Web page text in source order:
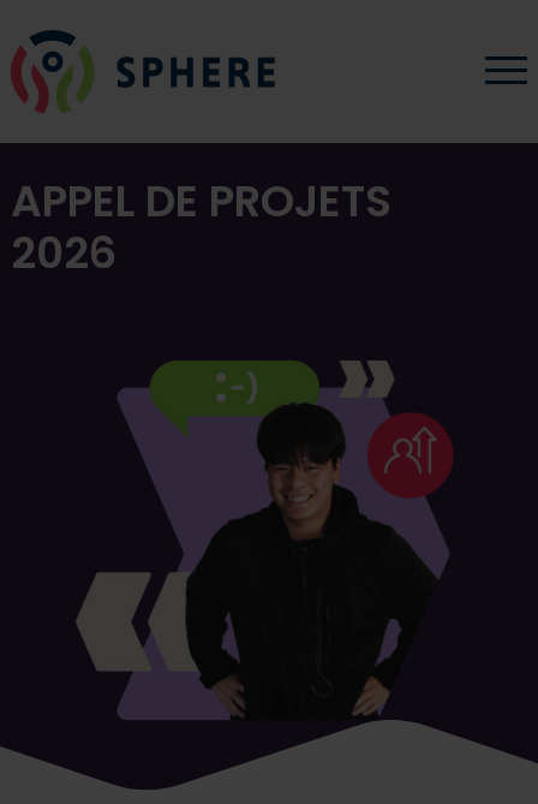
Aller au contenu
SPHERE QUÉBEC - Allez à la page d’accueil
APPEL DE PROJETS
2026